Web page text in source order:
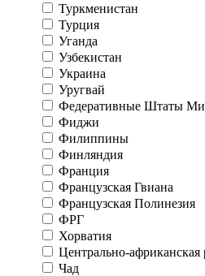
Туркменистан
Турция
Уганда
Узбекистан
Украина
Уругвай
Федеративные Штаты
Фиджи
Филиппины
Финляндия
Франция
Французская Гвиана
Французская Полинезия
ФРГ
Хорватия
Центрально-африканская
Чад